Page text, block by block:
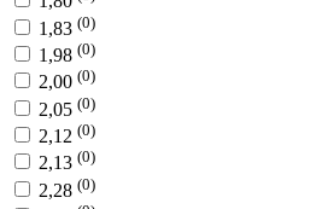
1,83 (0)
1,98 (0)
2,00 (0)
2,05 (0)
2,12 (0)
2,13 (0)
2,28 (0)